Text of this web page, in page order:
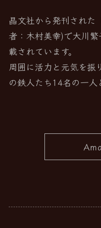
晶文社から発刊された
者：木村美幸)で大川
載されています。
周囲に活力と元気を振
の鉄人たち14名の一人